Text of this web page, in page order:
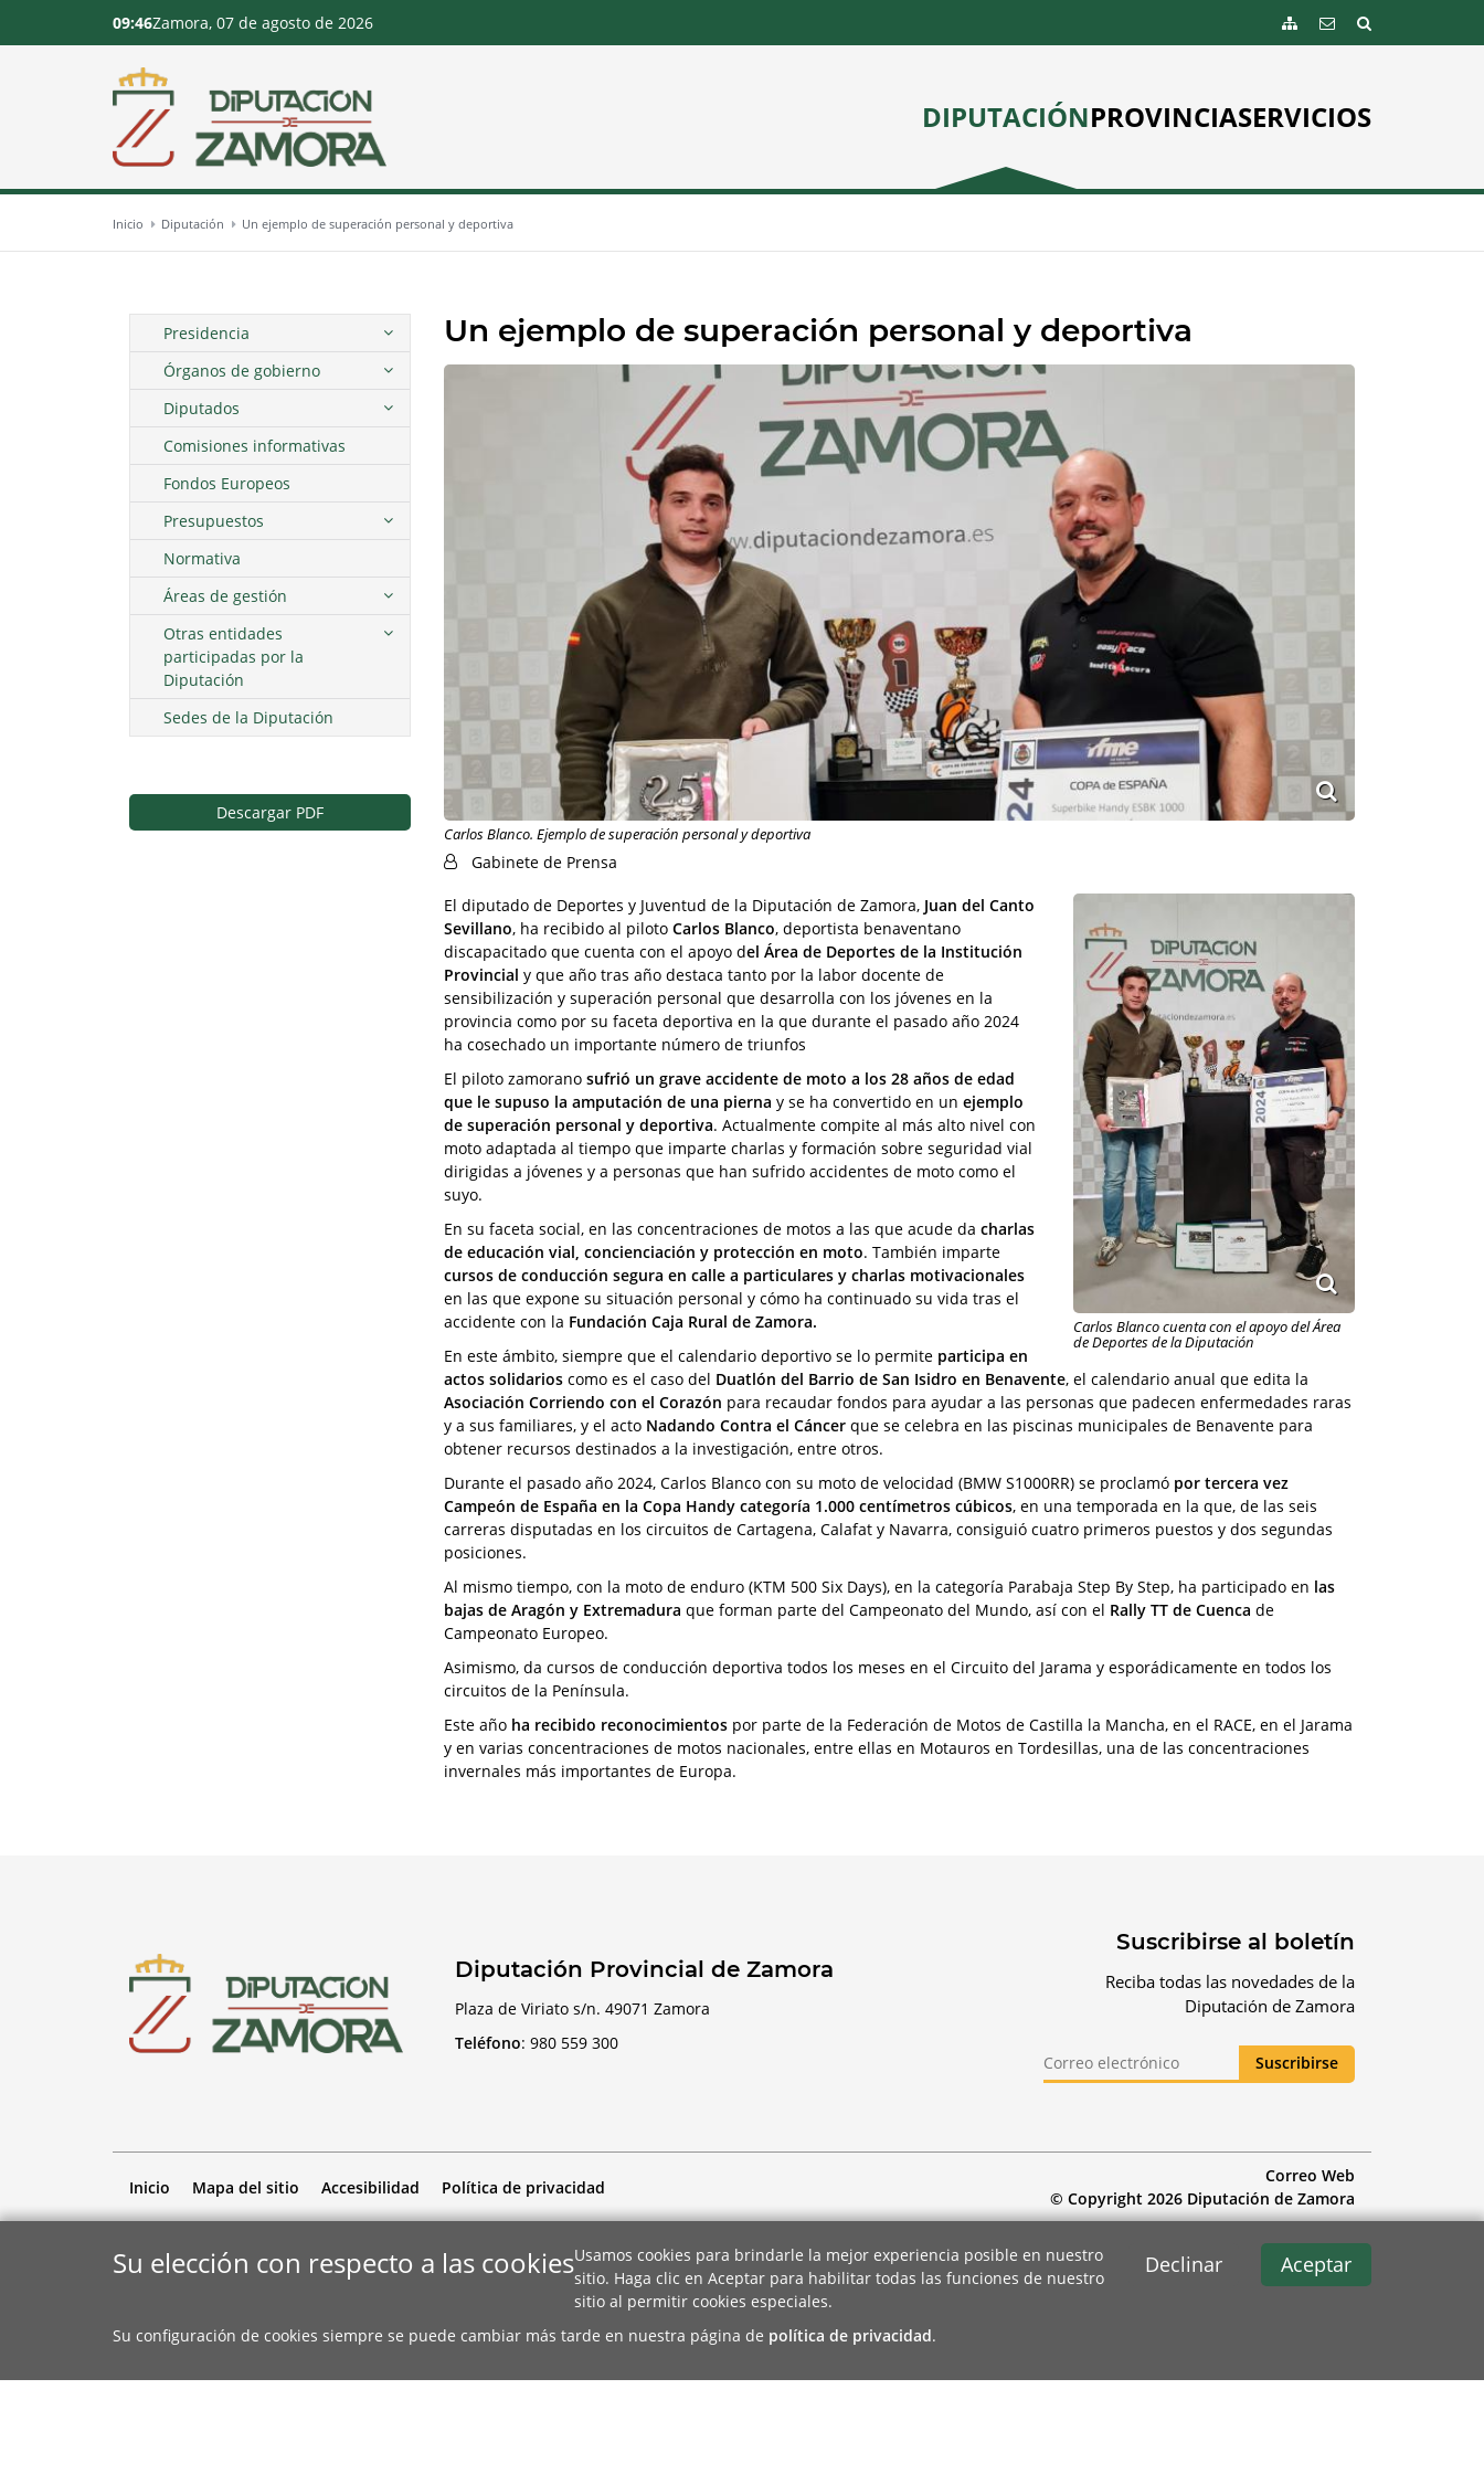
DIPUTACIÓNPROVINCIASERVICIOS
09:46Zamora, 07 de agosto de 2026
Inicio Diputación Un ejemplo de superación personal y deportiva
Un ejemplo de superación personal y deportiva
Carlos Blanco. Ejemplo de superación personal y deportiva
Gabinete de Prensa
Carlos Blanco cuenta con el apoyo del Área
de Deportes de la Diputación
El diputado de Deportes y Juventud de la Diputación de Zamora, Juan del Canto
Sevillano, ha recibido al piloto Carlos Blanco, deportista benaventano
discapacitado que cuenta con el apoyo del Área de Deportes de la Institución
Provincial y que año tras año destaca tanto por la labor docente de
sensibilización y superación personal que desarrolla con los jóvenes en la
provincia como por su faceta deportiva en la que durante el pasado año 2024
ha cosechado un importante número de triunfos
El piloto zamorano sufrió un grave accidente de moto a los 28 años de edad
que le supuso la amputación de una pierna y se ha convertido en un ejemplo
de superación personal y deportiva. Actualmente compite al más alto nivel con
moto adaptada al tiempo que imparte charlas y formación sobre seguridad vial
dirigidas a jóvenes y a personas que han sufrido accidentes de moto como el
suyo.
En su faceta social, en las concentraciones de motos a las que acude da charlas
de educación vial, concienciación y protección en moto. También imparte
cursos de conducción segura en calle a particulares y charlas motivacionales
en las que expone su situación personal y cómo ha continuado su vida tras el
accidente con la Fundación Caja Rural de Zamora.
En este ámbito, siempre que el calendario deportivo se lo permite participa en
actos solidarios como es el caso del Duatlón del Barrio de San Isidro en Benavente, el calendario anual que edita la
Asociación Corriendo con el Corazón para recaudar fondos para ayudar a las personas que padecen enfermedades raras
y a sus familiares, y el acto Nadando Contra el Cáncer que se celebra en las piscinas municipales de Benavente para
obtener recursos destinados a la investigación, entre otros.
Durante el pasado año 2024, Carlos Blanco con su moto de velocidad (BMW S1000RR) se proclamó por tercera vez
Campeón de España en la Copa Handy categoría 1.000 centímetros cúbicos, en una temporada en la que, de las seis
carreras disputadas en los circuitos de Cartagena, Calafat y Navarra, consiguió cuatro primeros puestos y dos segundas
posiciones.
Al mismo tiempo, con la moto de enduro (KTM 500 Six Days), en la categoría Parabaja Step By Step, ha participado en las
bajas de Aragón y Extremadura que forman parte del Campeonato del Mundo, así con el Rally TT de Cuenca de
Campeonato Europeo.
Asimismo, da cursos de conducción deportiva todos los meses en el Circuito del Jarama y esporádicamente en todos los
circuitos de la Península.
Este año ha recibido reconocimientos por parte de la Federación de Motos de Castilla la Mancha, en el RACE, en el Jarama
y en varias concentraciones de motos nacionales, entre ellas en Motauros en Tordesillas, una de las concentraciones
invernales más importantes de Europa.
Presidencia
Órganos de gobierno
Diputados
Comisiones informativas
Fondos Europeos
Presupuestos
Normativa
Áreas de gestión
Otras entidades
participadas por la
Diputación
Sedes de la Diputación
Descargar PDF
Diputación Provincial de Zamora
Plaza de Viriato s/n. 49071 Zamora
Teléfono: 980 559 300
Suscribirse al boletín
Reciba todas las novedades de la
Diputación de Zamora
Inicio Mapa del sitio Accesibilidad Política de privacidad
Correo Web
© Copyright 2026 Diputación de Zamora
Su elección con respecto a las cookies Declinar Aceptar
Usamos cookies para brindarle la mejor experiencia posible en nuestro
sitio. Haga clic en Aceptar para habilitar todas las funciones de nuestro
sitio al permitir cookies especiales.
Su configuración de cookies siempre se puede cambiar más tarde en nuestra página de política de privacidad.